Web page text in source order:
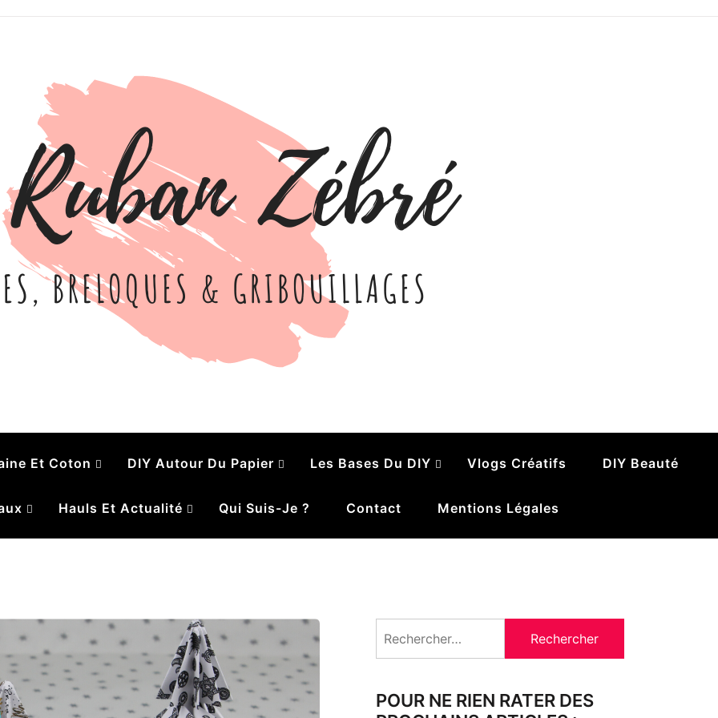
Et Coton DIY Autour Du Papier Les Bases Du DIY Vlogs Créatifs DIY Beauté
Hauls Et Actualité Qui Suis-Je ? Contact Mentions Légales
POUR NE RIEN RATER DES